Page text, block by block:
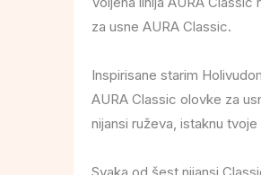
za usne AURA Classic.
Inspirisane starim
AURA Classic olovke za
nijansi ruževa, istaknu